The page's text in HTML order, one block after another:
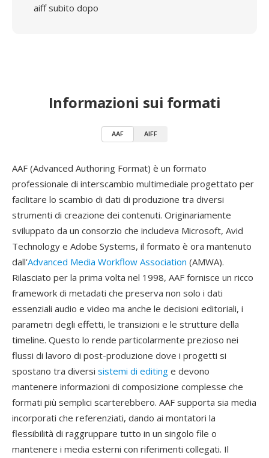
aiff subito dopo
Informazioni sui formati
AAF AIFF
AAF (Advanced Authoring Format) è un formato
professionale di interscambio multimediale progettato per
facilitare lo scambio di dati di produzione tra diversi
strumenti di creazione dei contenuti. Originariamente
sviluppato da un consorzio che includeva Microsoft, Avid
Technology e Adobe Systems, il formato è ora mantenuto
dall'Advanced Media Workflow Association (AMWA).
Rilasciato per la prima volta nel 1998, AAF fornisce un ricco
framework di metadati che preserva non solo i dati
essenziali audio e video ma anche le decisioni editoriali, i
parametri degli effetti, le transizioni e le strutture della
timeline. Questo lo rende particolarmente prezioso nei
flussi di lavoro di post-produzione dove i progetti si
spostano tra diversi sistemi di editing e devono
mantenere informazioni di composizione complesse che
formati più semplici scarterebbero. AAF supporta sia media
incorporati che referenziati, dando ai montatori la
flessibilità di raggruppare tutto in un singolo file o
mantenere i media esterni con riferimenti collegati. Il